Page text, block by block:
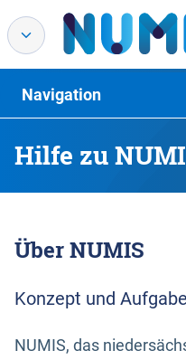
Hilfe zu
Navigation
Über NUMIS
Konzept und
NUMIS, das